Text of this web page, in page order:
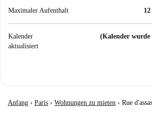
Maximaler Aufenthalt
Kalender
aktualisiert
(Kalender wurde
Anfang › Paris › Wohnungen zu mieten › Rue d'assas